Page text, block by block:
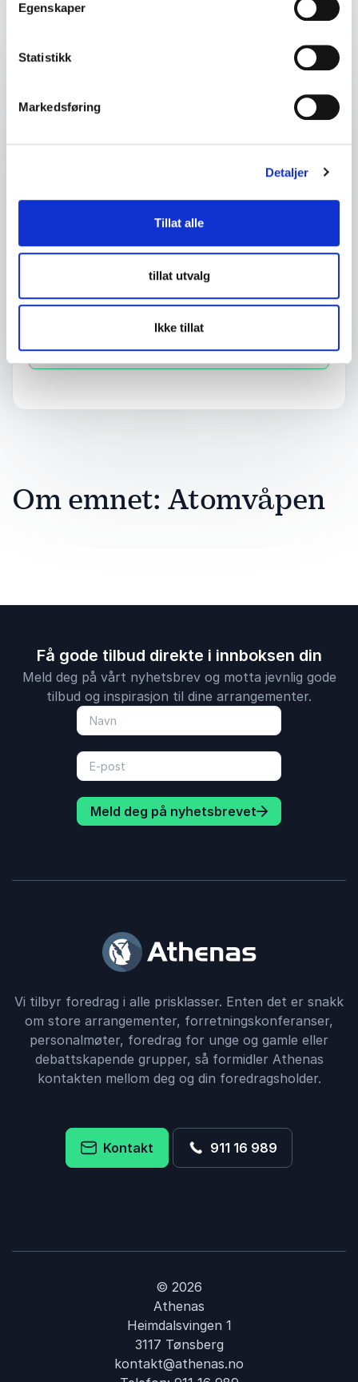
Egenskaper
Statistikk
Markedsføring
Detaljer
Tillat alle
tillat utvalg
Ikke tillat
Dit telefonnummer
Firma eller organisasjon
Detaljer om ditt arrangement
Send forespørsel
Om emnet: Atomvåpen
Få gode tilbud direkte i innboksen din
Meld deg på vårt nyhetsbrev og motta jevnlig gode
tilbud og inspirasjon til dine arrangementer.
Meld deg på nyhetsbrevet
Vi tilbyr foredrag i alle prisklasser. Enten det er snakk
om store arrangementer, forretningskonferanser,
personalmøter, foredrag for unge og gamle eller
debattskapende grupper, så formidler Athenas
kontakten mellom deg og din foredragsholder.
Kontakt 911 16 989
© 2026
Athenas
Heimdalsvingen 1
3117 Tønsberg
kontakt@athenas.no